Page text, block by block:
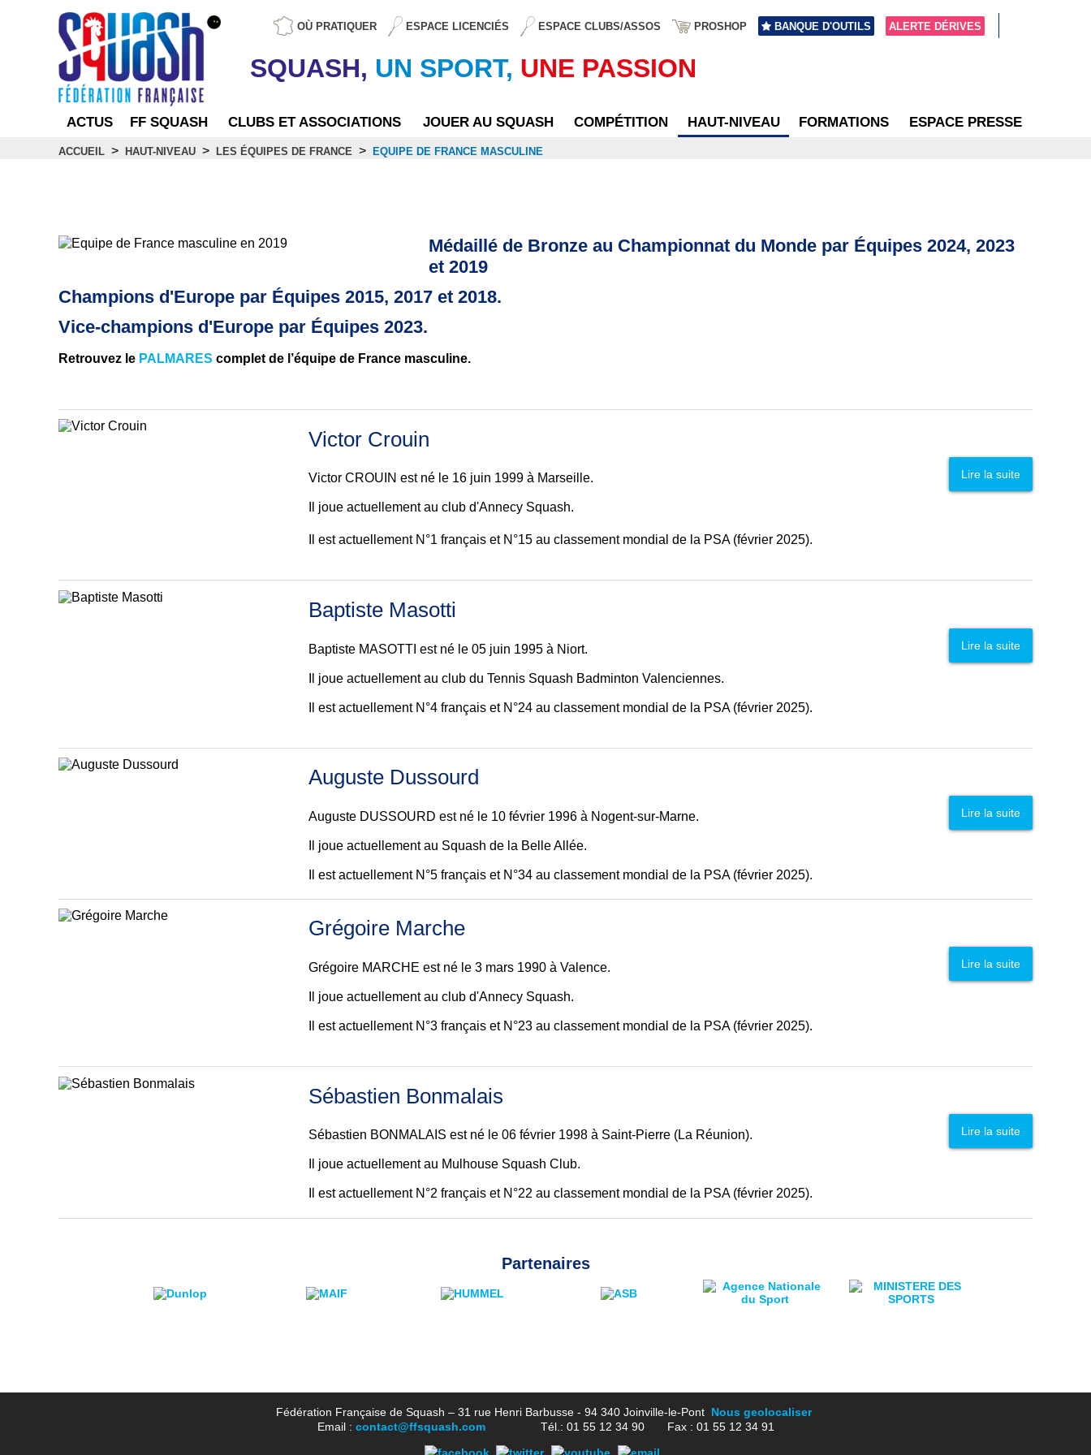
OÙ PRATIQUER ESPACE LICENCIÉS ESPACE CLUBS/ASSOS PROSHOP BANQUE D'OUTILS ALERTE DÉRIVES
SQUASH, UN SPORT, UNE PASSION
ACTUS FF SQUASH CLUBS ET ASSOCIATIONS JOUER AU SQUASH COMPÉTITION HAUT-NIVEAU FORMATIONS ESPACE PRESSE
ACCUEIL > HAUT-NIVEAU > LES ÉQUIPES DE FRANCE > EQUIPE DE FRANCE MASCULINE
Médaillé de Bronze au Championnat du Monde par Équipes 2024, 2023
et 2019
Champions d'Europe par Équipes 2015, 2017 et 2018.
Vice-champions d'Europe par Équipes 2023.
Retrouvez le PALMARES complet de l’équipe de France masculine.
Victor Crouin
Victor CROUIN est né le 16 juin 1999 à Marseille.
Il joue actuellement au club d'Annecy Squash.
Il est actuellement N°1 français et N°15 au classement mondial de la PSA (février 2025).
Lire la suite
Baptiste Masotti
Baptiste MASOTTI est né le 05 juin 1995 à Niort.
Il joue actuellement au club du Tennis Squash Badminton Valenciennes.
Il est actuellement N°4 français et N°24 au classement mondial de la PSA (février 2025).
Lire la suite
Auguste Dussourd
Auguste DUSSOURD est né le 10 février 1996 à Nogent-sur-Marne.
Il joue actuellement au Squash de la Belle Allée.
Il est actuellement N°5 français et N°34 au classement mondial de la PSA (février 2025).
Lire la suite
Grégoire Marche
Grégoire MARCHE est né le 3 mars 1990 à Valence.
Il joue actuellement au club d'Annecy Squash.
Il est actuellement N°3 français et N°23 au classement mondial de la PSA (février 2025).
Lire la suite
Sébastien Bonmalais
Sébastien BONMALAIS est né le 06 février 1998 à Saint-Pierre (La Réunion).
Il joue actuellement au Mulhouse Squash Club.
Il est actuellement N°2 français et N°22 au classement mondial de la PSA (février 2025).
Lire la suite
Partenaires
Fédération Française de Squash – 31 rue Henri Barbusse - 94 340 Joinville-le-Pont Nous geolocaliser
Email : contact@ffsquash.comTél.: 01 55 12 34 90 Fax : 01 55 12 34 91